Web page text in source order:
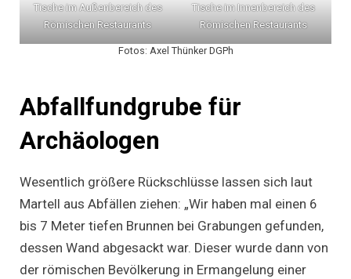
Tische im Außenbereich des
Römischen Restaurants
Tische im Innenbereich des
Römischen Restaurants
Fotos: Axel Thünker DGPh
Abfallfundgrube für
Archäologen
Wesentlich größere Rückschlüsse lassen sich laut
Martell aus Abfällen ziehen: „Wir haben mal einen 6
bis 7 Meter tiefen Brunnen bei Grabungen gefunden,
dessen Wand abgesackt war. Dieser wurde dann von
der römischen Bevölkerung in Ermangelung einer